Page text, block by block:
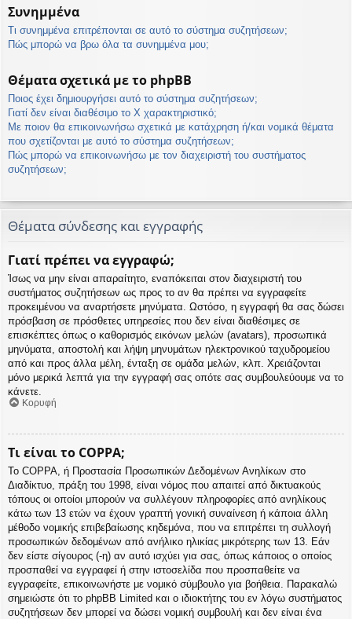
Συνημμένα
Τι συνημμένα επιτρέπονται σε αυτό το σύστημα συζητήσεων;
Πώς μπορώ να βρω όλα τα συνημμένα μου;
Θέματα σχετικά με το phpBB
Ποιος έχει δημιουργήσει αυτό το σύστημα συζητήσεων;
Γιατί δεν είναι διαθέσιμο το Χ χαρακτηριστικό;
Με ποιον θα επικοινωνήσω σχετικά με κατάχρηση ή/και νομικά θέματα
που σχετίζονται με αυτό το σύστημα συζητήσεων;
Πώς μπορώ να επικοινωνήσω με τον διαχειριστή του συστήματος
συζητήσεων;
Θέματα σύνδεσης και εγγραφής
Γιατί πρέπει να εγγραφώ;
Ίσως να μην είναι απαραίτητο, εναπόκειται στον διαχειριστή του
συστήματος συζητήσεων ως προς το αν θα πρέπει να εγγραφείτε
προκειμένου να αναρτήσετε μηνύματα. Ωστόσο, η εγγραφή θα σας δώσει
πρόσβαση σε πρόσθετες υπηρεσίες που δεν είναι διαθέσιμες σε
επισκέπτες όπως ο καθορισμός εικόνων μελών (avatars), προσωπικά
μηνύματα, αποστολή και λήψη μηνυμάτων ηλεκτρονικού ταχυδρομείου
από και προς άλλα μέλη, ένταξη σε ομάδα μελών, κλπ. Χρειάζονται
μόνο μερικά λεπτά για την εγγραφή σας οπότε σας συμβουλεύουμε να το
κάνετε.
Κορυφή
Τι είναι το COPPA;
Το COPPA, ή Προστασία Προσωπικών Δεδομένων Ανηλίκων στο
Διαδίκτυο, πράξη του 1998, είναι νόμος που απαιτεί από δικτυακούς
τόπους οι οποίοι μπορούν να συλλέγουν πληροφορίες από ανηλίκους
κάτω των 13 ετών να έχουν γραπτή γονική συναίνεση ή κάποια άλλη
μέθοδο νομικής επιβεβαίωσης κηδεμόνα, που να επιτρέπει τη συλλογή
προσωπικών δεδομένων από ανήλικο ηλικίας μικρότερης των 13. Εάν
δεν είστε σίγουρος (-η) αν αυτό ισχύει για σας, όπως κάποιος ο οποίος
προσπαθεί να εγγραφεί ή στην ιστοσελίδα που προσπαθείτε να
εγγραφείτε, επικοινωνήστε με νομικό σύμβουλο για βοήθεια. Παρακαλώ
σημειώστε ότι το phpBB Limited και ο ιδιοκτήτης του εν λόγω συστήματος
συζητήσεων δεν μπορεί να δώσει νομική συμβουλή και δεν είναι ένα